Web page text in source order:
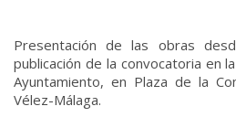
Presentación de las obras
publicación de la convocatoria en
Ayuntamiento, en Plaza de la
Vélez-Málaga.